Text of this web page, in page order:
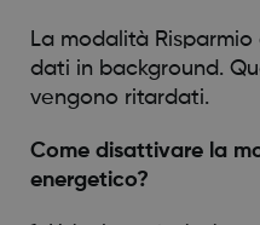
La modalità
dati in background.
vengono ritardati.
Come disattivare la
energetico?